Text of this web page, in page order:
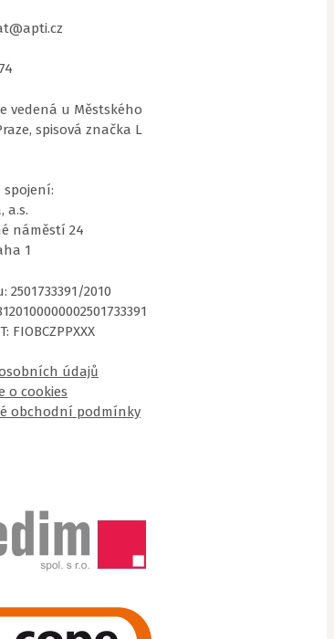
vedená u Městského
spisová značka L
a.s.
náměstí 24
1
2501733391/2010
FIOBCZPPXXX
údajů
o cookies
obchodní podmínky